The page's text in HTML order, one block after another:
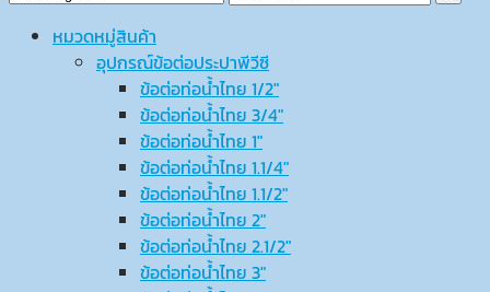
หมวดหมู่สินค้า
อุปกรณ์ข้อต่อประปาพีวีซี
ข้อต่อท่อน้ำไทย 1/2″
ข้อต่อท่อน้ำไทย 3/4″
ข้อต่อท่อน้ำไทย 1″
ข้อต่อท่อน้ำไทย 1.1/4″
ข้อต่อท่อน้ำไทย 1.1/2″
ข้อต่อท่อน้ำไทย 2″
ข้อต่อท่อน้ำไทย 2.1/2″
ข้อต่อท่อน้ำไทย 3″